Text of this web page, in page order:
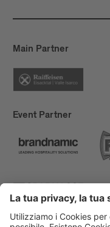
Main Partner
Event Partner